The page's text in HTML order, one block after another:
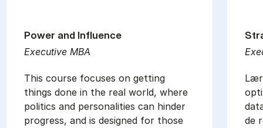
Executive MBA
Power and Influence
This course focuses on getting
things done in the real world, where
politics and personalities can hinder
progress, and is designed for those
Lær
de